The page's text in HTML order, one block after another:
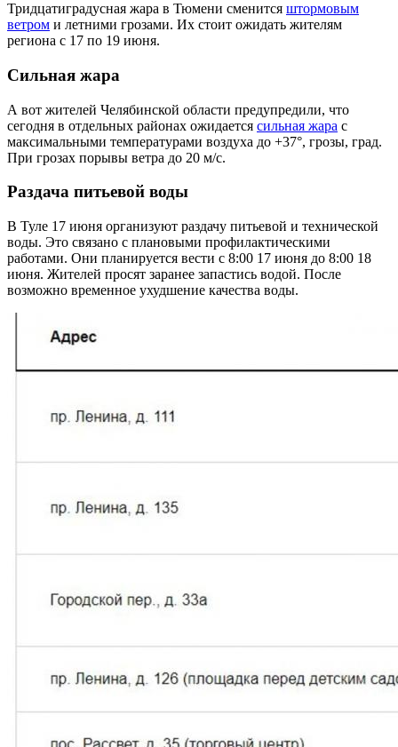
Тридцатиградусная жара в Тюмени сменится штормовым
ветром и летними грозами. Их стоит ожидать жителям
региона с 17 по 19 июня.
Сильная жара
А вот жителей Челябинской области предупредили, что
сегодня в отдельных районах ожидается сильная жара с
максимальными температурами воздуха до +37°, грозы, град.
При грозах порывы ветра до 20 м/с.
Раздача питьевой воды
В Туле 17 июня организуют раздачу питьевой и технической
воды. Это связано с плановыми профилактическими
работами. Они планируется вести с 8:00 17 июня до 8:00 18
июня. Жителей просят заранее запастись водой. После
возможно временное ухудшение качества воды.